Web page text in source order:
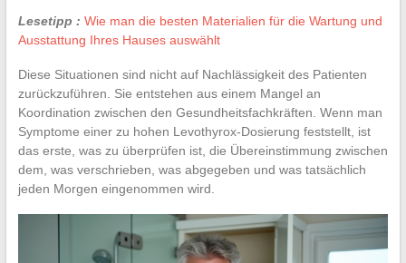
Lesetipp : Wie man die besten Materialien für die Wartung und
Ausstattung Ihres Hauses auswählt
Diese Situationen sind nicht auf Nachlässigkeit des Patienten
zurückzuführen. Sie entstehen aus einem Mangel an
Koordination zwischen den Gesundheitsfachkräften. Wenn man
Symptome einer zu hohen Levothyrox-Dosierung feststellt, ist
das erste, was zu überprüfen ist, die Übereinstimmung zwischen
dem, was verschrieben, was abgegeben und was tatsächlich
jeden Morgen eingenommen wird.